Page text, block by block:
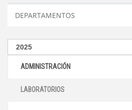
DEPARTAMENTOS
ADMINISTRACIÓN
LABORATORIOS